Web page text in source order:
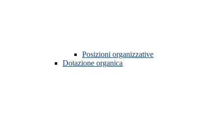
Posizioni organizzative
Dotazione organica